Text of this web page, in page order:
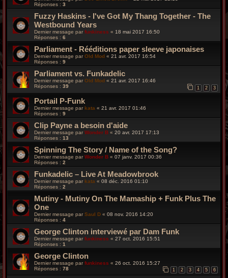
Réponses : 3
Fuzzy Haskins - I've Got My Thang Together - The
Westbound Years
Dernier message par funkiness « 18 mai 2017 16:50
Réponses : 6
Parliament - Rééditions paper sleeve japonaises
Dernier message parOld Mod « 21 avr. 2017 16:54
Réponses : 9
Parliament vs. Funkadelic
Dernier message par Old Mod « 21 avr. 2017 16:46
Réponses : 39 1 2 3
Portail P-Funk
Dernier message parkata « 21 avr. 2017 01:46
Réponses : 9
Clip Payne a besoin d'aide
Dernier message par Wonder B « 20 avr. 2017 17:13
Réponses : 13
Spinning The Story / Name of the Song?
Dernier message parWonder B « 07 janv. 2017 00:36
Réponses : 2
Funkadelic – Live At Meadowbrook
Dernier message par kata « 08 déc. 2016 01:10
Réponses : 2
Mutiny - Mutiny On The Mamaship + Funk Plus The
One
Dernier message par Saul D « 08 nov. 2016 14:20
Réponses : 4
George Clinton interviewé par Dam Funk
Dernier message par funkiness « 27 oct. 2016 15:51
Réponses : 1
George Clinton
Dernier message parfunkiness « 26 oct. 2016 15:27
Réponses : 78 1 2 3 4 5 6